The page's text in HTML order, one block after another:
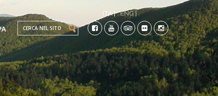
Search this site
ITA | ENG |